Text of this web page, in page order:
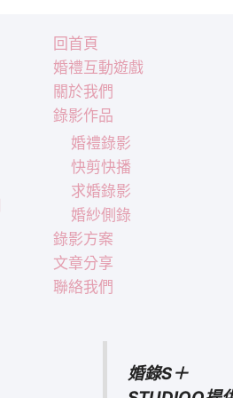
回首頁
婚禮互動遊戲
關於我們
錄影作品
婚禮錄影
快剪快播
求婚錄影
婚紗側錄
錄影方案
文章分享
聯絡我們
婚錄S＋